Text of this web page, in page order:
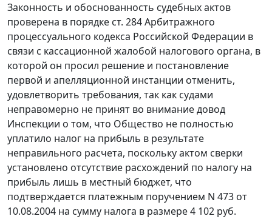
Законность и обоснованность судебных актов
проверена в порядке ст. 284Арбитражного
процессуального кодекса Российской Федерации в
связи с кассационной жалобой налогового органа, в
которой он просил решение и постановление
первой и апелляционной инстанции отменить,
удовлетворить требования, так как судами
неправомерно не принят во внимание довод
Инспекции о том, что Общество не полностью
уплатило налог на прибыль в результате
неправильного расчета, поскольку актом сверки
установлено отсутствие расхождений по налогу на
прибыль лишь в местный бюджет, что
подтверждается платежным поручением N 473 от
10.08.2004 на сумму налога в размере 4 102 руб.